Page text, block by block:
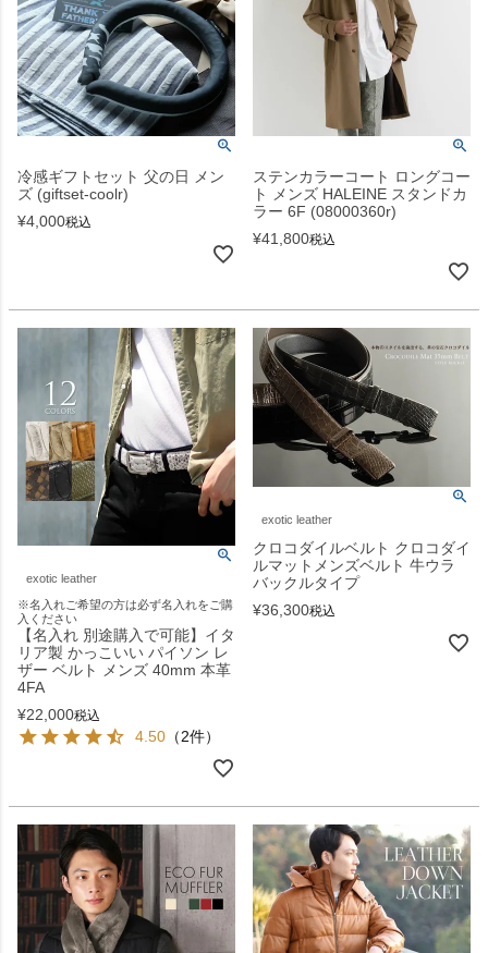
冷感ギフトセット 父の日 メン
ズ (giftset-coolr)
¥4,000税込
ステンカラーコート ロングコー
ト メンズ HALEINE スタンドカ
ラー 6F (08000360r)
¥41,800税込
exotic leather
※名入れご希望の方は必ず名入れをご購
入ください
【名入れ 別途購入で可能】イタ
リア製 かっこいい パイソン レ
ザー ベルト メンズ 40mm 本革
4FA
¥22,000税込
4.50 （2件）
exotic leather
クロコダイルベルト クロコダイ
ルマットメンズベルト 牛ウラ
バックルタイプ
¥36,300税込